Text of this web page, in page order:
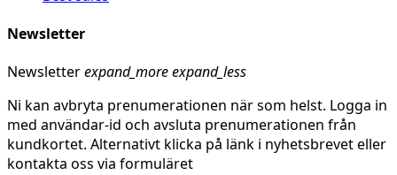
Newsletter
Newsletterexpand_moreexpand_less
Ni kan avbryta prenumerationen när som helst. Logga in
med användar-id och avsluta prenumerationen från
kundkortet. Alternativt klicka på länk i nyhetsbrevet eller
kontakta oss via formuläret